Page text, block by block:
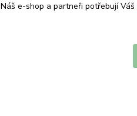
Náš e-shop a partneři potřebují Váš